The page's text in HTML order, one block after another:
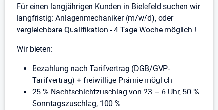
Stellenbeschreibung
Für einen langjährigen Kunden in Bielefeld suchen wir
langfristig: Anlagenmechaniker (m/w/d), oder
vergleichbare Qualifikation - 4 Tage Woche möglich !
Wir bieten:
Bezahlung nach Tarifvertrag (DGB/GVP-
Tarifvertrag) + freiwillige Prämie möglich
25 % Nachtschichtzuschlag von 23 – 6 Uhr, 50 %
Sonntagszuschlag, 100 %